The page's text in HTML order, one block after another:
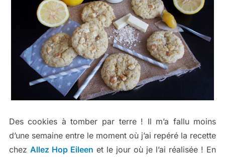
Des cookies à tomber par terre ! Il m’a fallu moins
d’une semaine entre le moment où j’ai repéré la recette
chez Allez Hop Eileen et le jour où je l’ai réalisée ! En